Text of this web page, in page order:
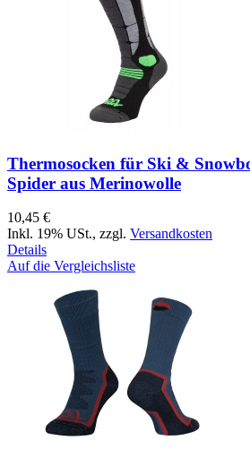
Thermosocken für Ski &
Spider aus Merinowolle
10,45 €
Inkl. 19% USt., zzgl. Versandkosten
Details
Auf die Vergleichsliste